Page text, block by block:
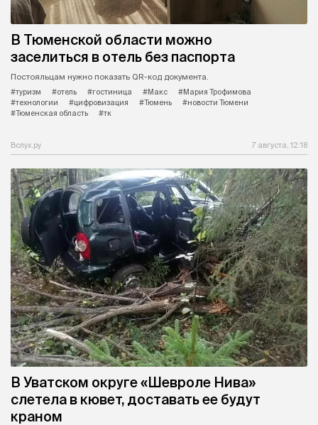
В Тюменской области можно
заселиться в отель без паспорта
Постояльцам нужно показать QR-код документа.
#туризм
#отель #гостиница #Макс
#Мария Трофимова
#технологии
#цифровизация #Тюмень
#новости Тюмени
#Тюменская область
#тк
Вслух.ру 7 августа, 12:18
В Уватском округе «Шевроле Нива»
слетела в кювет, доставать ее будут
краном